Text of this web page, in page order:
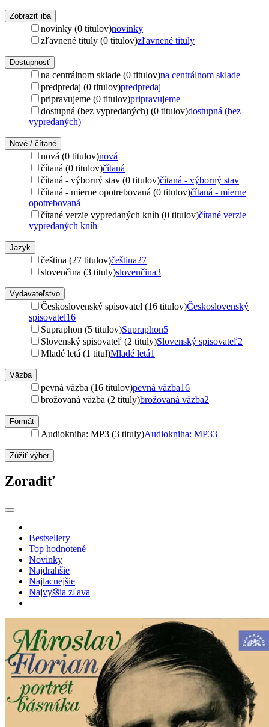
Zobraziť iba
novinky (0 titulov)novinky
zľavnené tituly (0 titulov)zľavnené tituly
Dostupnosť
na centrálnom sklade (0 titulov)na centrálnom sklade
predpredaj (0 titulov)predpredaj
pripravujeme (0 titulov)pripravujeme
dostupná (bez vypredaných) (0 titulov)dostupná (bez
vypredaných)
Nové / čítané
nová (0 titulov)nová
čítaná (0 titulov)čítaná
čítaná - výborný stav (0 titulov)čítaná - výborný stav
čítaná - mierne opotrebovaná (0 titulov)čítaná - mierne
opotrebovaná
čítané verzie vypredaných kníh (0 titulov)čítané verzie
vypredaných kníh
Jazyk
čeština (27 titulov)čeština27
slovenčina (3 tituly)slovenčina3
Vydavateľstvo
Československý spisovatel (16 titulov)Československý
spisovatel16
Supraphon (5 titulov)Supraphon5
Slovenský spisovateľ (2 tituly)Slovenský spisovateľ2
Mladé letá (1 titul)Mladé letá1
Väzba
pevná väzba (16 titulov)pevná väzba16
brožovaná väzba (2 tituly)brožovaná väzba2
Formát
Audiokniha: MP3 (3 tituly)Audiokniha: MP33
Zúžiť výber
Zoradiť
Bestsellery
Top hodnotené
Novinky
Najdrahšie
Najlacnejšie
Najvyššia zľava